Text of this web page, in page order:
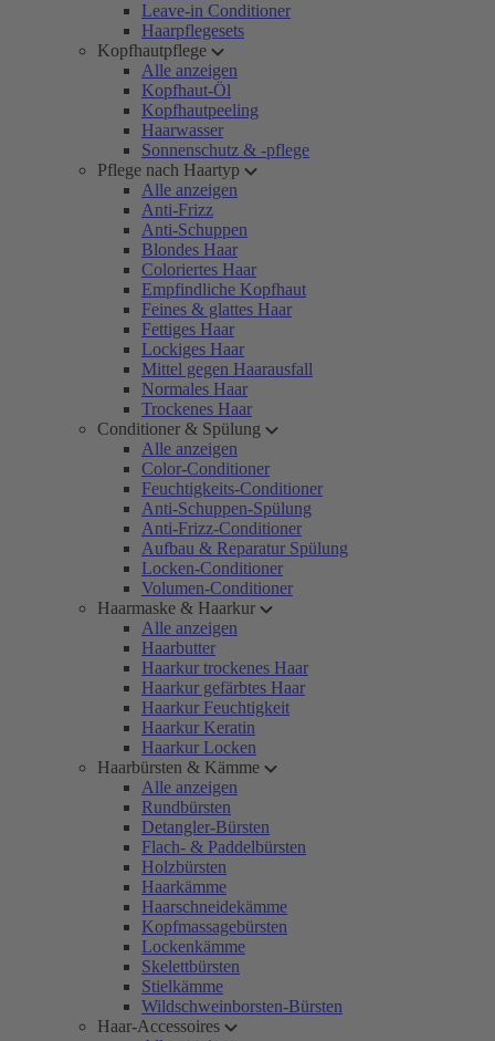
Leave-in Conditioner
Haarpflegesets
Kopfhautpflege
Alle anzeigen
Kopfhaut-Öl
Kopfhautpeeling
Haarwasser
Sonnenschutz & -pflege
Pflege nach Haartyp
Alle anzeigen
Anti-Frizz
Anti-Schuppen
Blondes Haar
Coloriertes Haar
Empfindliche Kopfhaut
Feines & glattes Haar
Fettiges Haar
Lockiges Haar
Mittel gegen Haarausfall
Normales Haar
Trockenes Haar
Conditioner & Spülung
Alle anzeigen
Color-Conditioner
Feuchtigkeits-Conditioner
Anti-Schuppen-Spülung
Anti-Frizz-Conditioner
Aufbau & Reparatur Spülung
Locken-Conditioner
Volumen-Conditioner
Haarmaske & Haarkur
Alle anzeigen
Haarbutter
Haarkur trockenes Haar
Haarkur gefärbtes Haar
Haarkur Feuchtigkeit
Haarkur Keratin
Haarkur Locken
Haarbürsten & Kämme
Alle anzeigen
Rundbürsten
Detangler-Bürsten
Flach- & Paddelbürsten
Holzbürsten
Haarkämme
Haarschneidekämme
Kopfmassagebürsten
Lockenkämme
Skelettbürsten
Stielkämme
Wildschweinborsten-Bürsten
Haar-Accessoires